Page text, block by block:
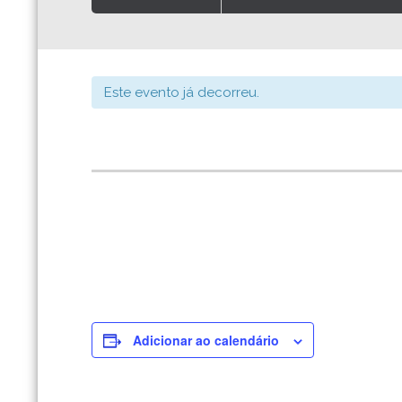
Este evento já decorreu.
Adicionar ao calendário